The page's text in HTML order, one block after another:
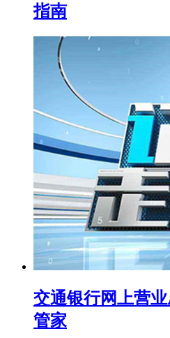
指南
交通银行网上营
管家